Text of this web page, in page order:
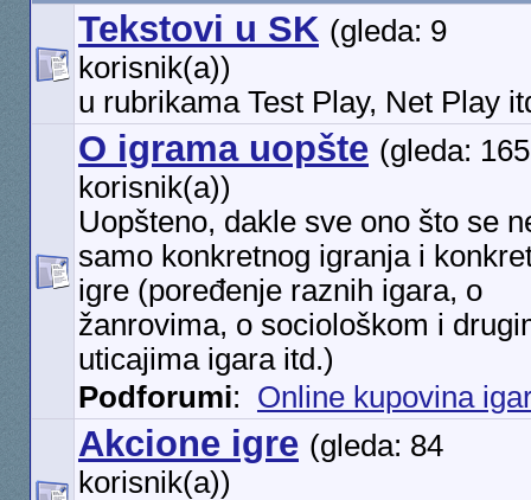
Tekstovi u SK (gleda: 9
korisnik(a))
u rubrikama Test Play, Net Play
O igrama uopšte (gleda: 165
korisnik(a))
Uopšteno, dakle sve ono što se
samo konkretnog igranja i
igre (poređenje raznih igara, o
žanrovima, o sociološkom i
uticajima igara itd.)
Podforumi: Online kupovina
Akcione igre (gleda: 84
korisnik(a))